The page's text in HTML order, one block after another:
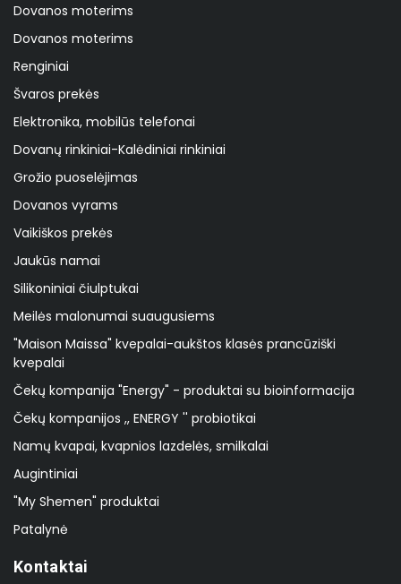
Dovanos moterims
Dovanos moterims
Renginiai
Švaros prekės
Elektronika, mobilūs telefonai
Dovanų rinkiniai-Kalėdiniai rinkiniai
Grožio puoselėjimas
Dovanos vyrams
Vaikiškos prekės
Jaukūs namai
Silikoniniai čiulptukai
Meilės malonumai suaugusiems
"Maison Maissa" kvepalai-aukštos klasės prancūziški
kvepalai
Čekų kompanija "Energy" - produktai su bioinformacija
Čekų kompanijos ,, ENERGY '' probiotikai
Namų kvapai, kvapnios lazdelės, smilkalai
Augintiniai
"My Shemen" produktai
Patalynė
Kontaktai